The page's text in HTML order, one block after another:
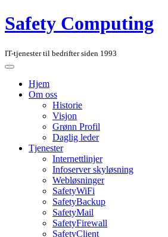
Safety Computing
IT-tjenester til bedrifter siden 1993
Hjem
Om oss
Historie
Visjon
Grønn Profil
Daglig leder
Tjenester
Internettlinjer
Infoserver skyløsning
Webløsninger
SafetyWiFi
SafetyBackup
SafetyMail
SafetyFirewall
SafetyClient